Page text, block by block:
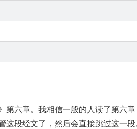
第六章。我相信一般的人读了第六章
这段经文了，然后会直接跳过这一